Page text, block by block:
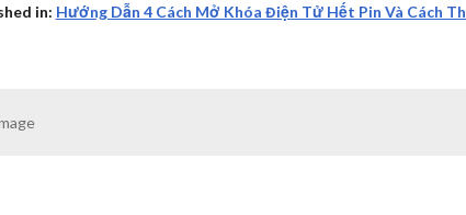
in: Hướng Dẫn 4 Cách Mở Khóa Điện Tử Hết Pin Và Cách